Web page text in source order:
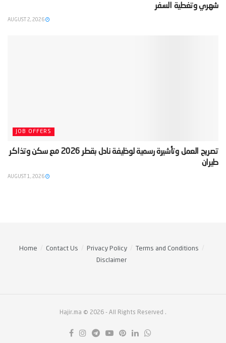
شهري وتغطية السفر‬
JOB OFFERS
‫تصريح العمل وتأشيرة رسمية لوظيفة نادل بقطر 2026 مع سكن وتذاكر
طيران‬
Home Contact Us Privacy Policy
Terms and Conditions
Disclaimer
Hajir.ma © 2026 - All Rights Reserved .